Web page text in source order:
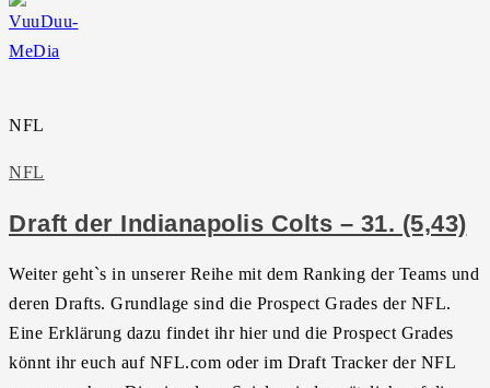
NFL
NFL
Draft der Indianapolis Colts – 31. (5,43)
Weiter geht`s in unserer Reihe mit dem Ranking der Teams und
deren Drafts. Grundlage sind die Prospect Grades der NFL.
Eine Erklärung dazu findet ihr hier und die Prospect Grades
könnt ihr euch auf NFL.com oder im Draft Tracker der NFL